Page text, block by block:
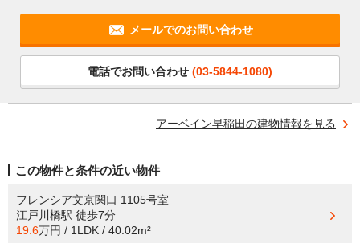
メールでのお問い合わせ
電話でお問い合わせ (03-5844-1080)
アーベイン早稲田の建物情報を見る
この物件と条件の近い物件
フレンシア文京関口 1105号室
江戸川橋駅 徒歩7分
19.6万円 / 1LDK / 40.02m²